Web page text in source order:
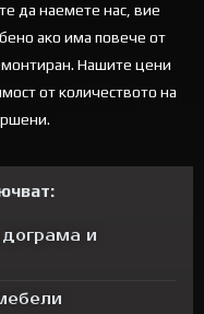
да наемете нас, вие
ако има повече от
Нашите цени
от количеството на
и